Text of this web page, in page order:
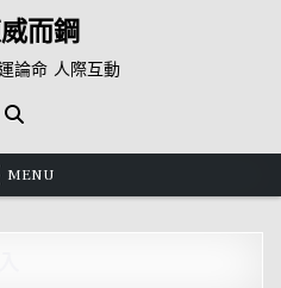
而鋼
論命 人際互動
MENU